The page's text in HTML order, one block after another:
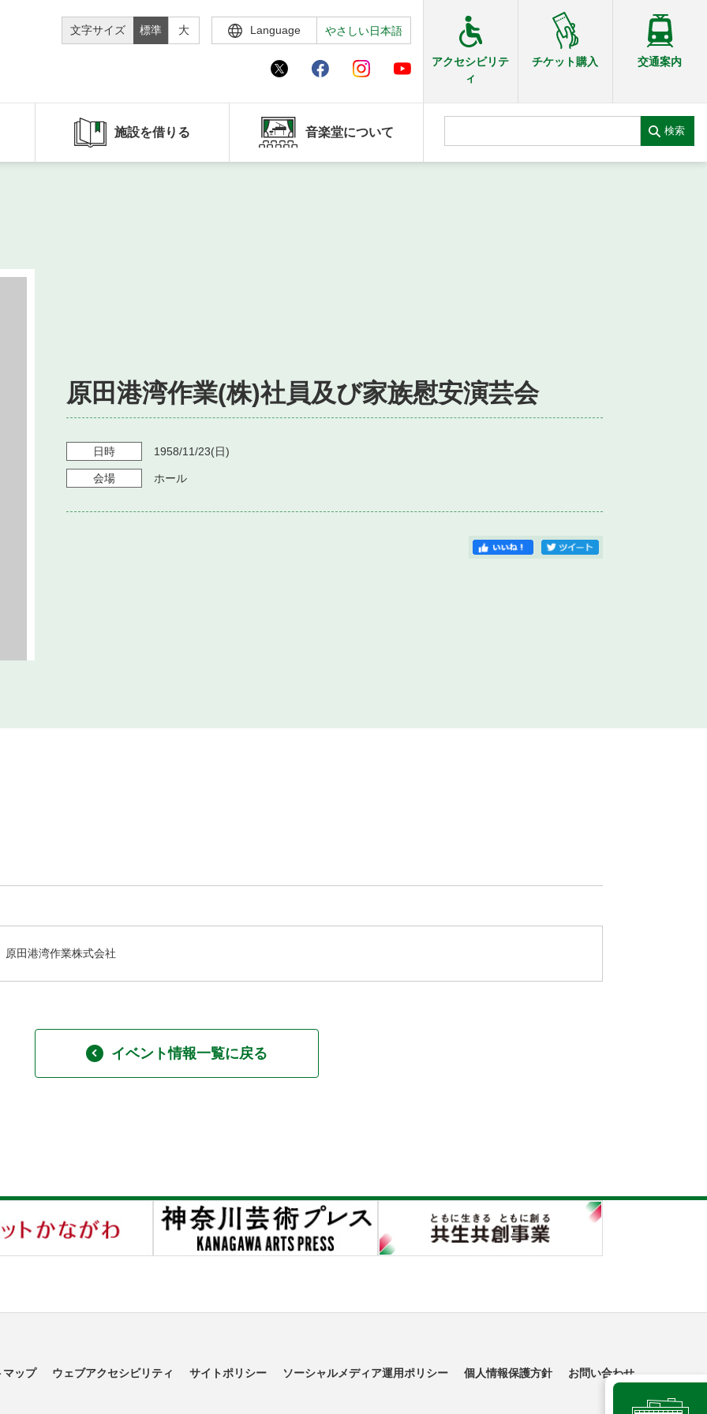
文字サイズ 標準 大 Language やさしい日本語
アクセシビリテ
ィ
チケット購入 交通案内
施設を借りる 音楽堂について 検索
原田港湾作業(株)社員及び家族慰安演芸会
日時 1958/11/23(日)
会場 ホール
原田港湾作業株式会社
イベント情報一覧に戻る
マップ ウェブアクセシビリティ サイトポリシー ソーシャルメディア運用ポリシー 個人情報保護方針 お問い合わせ